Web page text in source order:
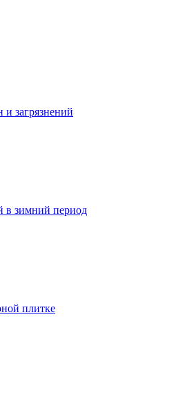
загрязнений
в зимний период
плитке